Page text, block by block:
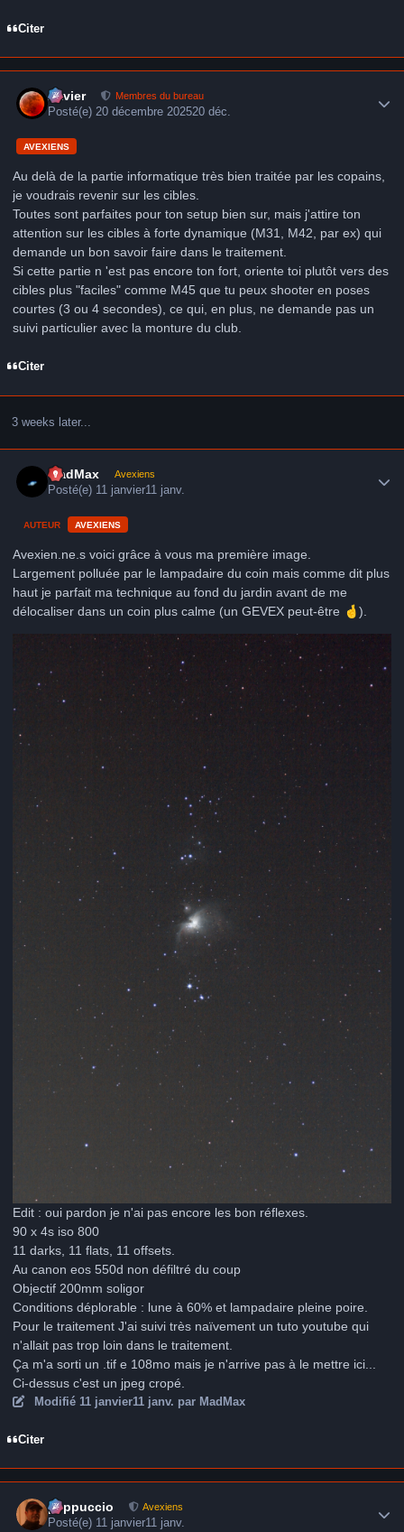
Citer
Xavier Membres du bureau
Posté(e)20 décembre 202520 déc.
AVEXIENS
Au delà de la partie informatique très bien traitée par les copains,
je voudrais revenir sur les cibles.
Toutes sont parfaites pour ton setup bien sur, mais j'attire ton
attention sur les cibles à forte dynamique (M31, M42, par ex) qui
demande un bon savoir faire dans le traitement.
Si cette partie n 'est pas encore ton fort, oriente toi plutôt vers des
cibles plus "faciles" comme M45 que tu peux shooter en poses
courtes (3 ou 4 secondes), ce qui, en plus, ne demande pas un
suivi particulier avec la monture du club.
Citer
3 weeks later...
MadMax Avexiens
Posté(e) 11 janvier11 janv.
AUTEUR AVEXIENS
Avexien.ne.s voici grâce à vous ma première image.
Largement polluée par le lampadaire du coin mais comme dit plus
haut je parfait ma technique au fond du jardin avant de me
délocaliser dans un coin plus calme (un GEVEX peut-être 🤞).
Edit : oui pardon je n'ai pas encore les bon réflexes.
90 x 4s iso 800
11 darks, 11 flats, 11 offsets.
Au canon eos 550d non défiltré du coup
Objectif 200mm soligor
Conditions déplorable : lune à 60% et lampadaire pleine poire.
Pour le traitement J'ai suivi très naïvement un tuto youtube qui
n'allait pas trop loin dans le traitement.
Ça m'a sorti un .tif e 108mo mais je n'arrive pas à le mettre ici...
Ci-dessus c'est un jpeg cropé.
Modifié 11 janvier11 janv. par MadMax
Citer
peppuccio Avexiens
Posté(e) 11 janvier11 janv.